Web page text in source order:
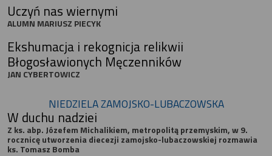
Uczyń nas wiernymi
ALUMN MARIUSZ PIECYK
Ekshumacja i rekognicja relikwii
Błogosławionych Męczenników
JAN CYBERTOWICZ
NIEDZIELA ZAMOJSKO-LUBACZOWSKA
W duchu nadziei
Z ks. abp. Józefem Michalikiem, metropolitą przemyskim, w 9.
rocznicę utworzenia diecezji zamojsko-lubaczowskiej rozmawia
ks. Tomasz Bomba